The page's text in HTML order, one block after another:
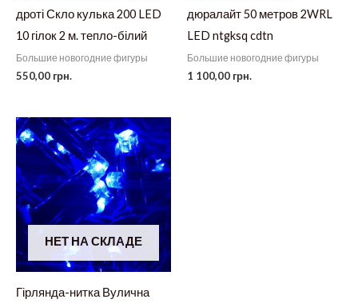
дроті Скло кулька 200 LED
10 гілок 2 м. тепло-білий
Большие новогодние фигуры
550,00 грн.
дюралайт 50 метров 2WRL
LED ntgksq cdtn
Большие новогодние фигуры
1 100,00 грн.
НЕТ НА СКЛАДЕ
Гірлянда-нитка Вулична